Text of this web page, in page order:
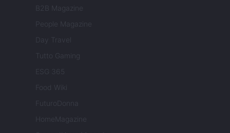
B2B Magazine
People Magazine
Day Travel
Tutto Gaming
ESG 365
Food Wiki
FuturoDonna
HomeMagazine